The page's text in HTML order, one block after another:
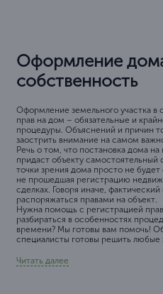
Оформление
собственность
Оформление земельного участка в
прав на дом – обязательные и
процедуры. Объяснений и причин
заострить внимание на самом
Речь о том, что постановка дома на
придаст объекту самостоятельный
точки зрения дома просто не
не прошедшая регистрацию
сделках. Говоря иначе,
распоряжаться правами на объект.
Нужна помощь с регистрацией
разбираться в особенностях
времени? Мы готовы вам помочь!
специалисты готовы решить любые
Читать далее